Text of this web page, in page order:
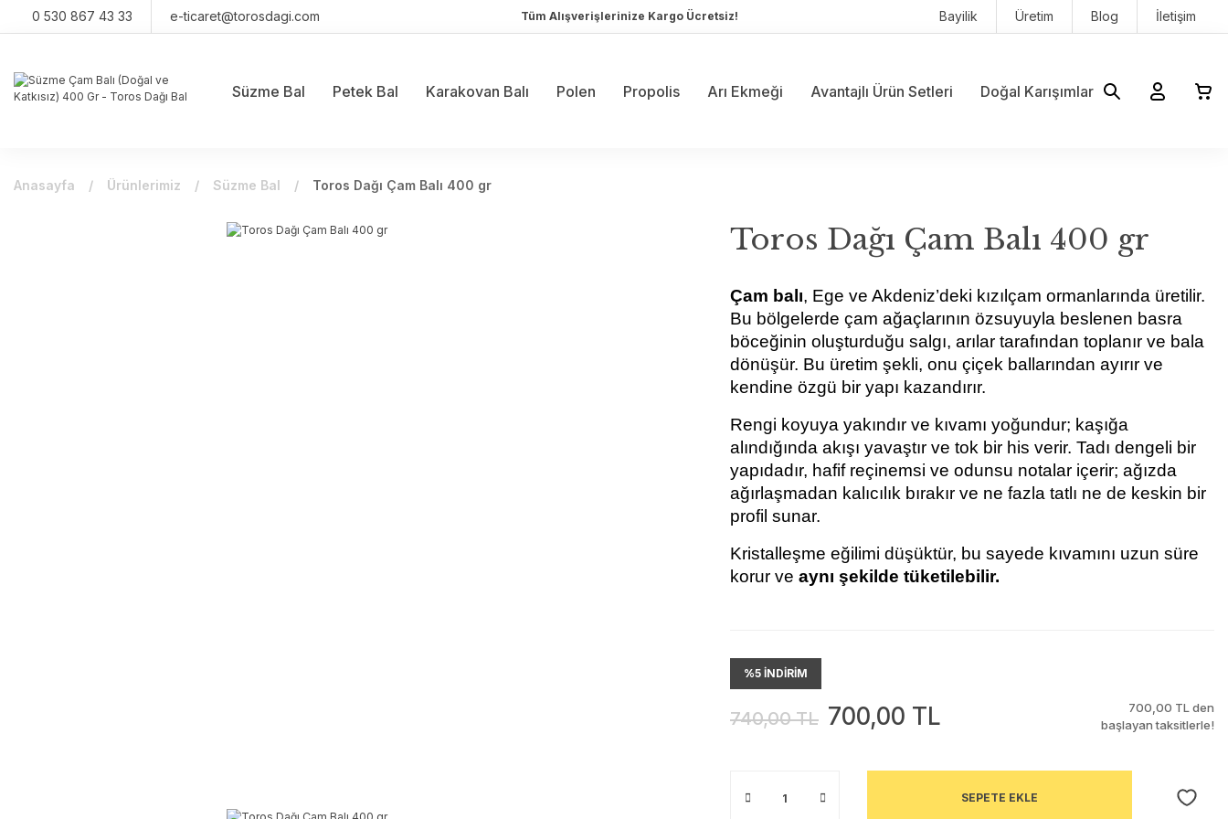
0 530 867 43 33 e-ticaret@torosdagi.com Tüm Alışverişlerinize Kargo Ücretsiz! Bayilik Üretim Blog İletişim
Süzme Bal Petek Bal Karakovan Balı Polen Propolis Arı Ekmeği Avantajlı Ürün Setleri Doğal Karışımlar
Anasayfa Ürünlerimiz Süzme Bal Toros Dağı Çam Balı 400 gr
Toros Dağı Çam Balı 400 gr
Çam balı, Ege ve Akdeniz’deki kızılçam ormanlarında üretilir.
Bu bölgelerde çam ağaçlarının özsuyuyla beslenen basra
böceğinin oluşturduğu salgı, arılar tarafından toplanır ve bala
dönüşür. Bu üretim şekli, onu çiçek ballarından ayırır ve
kendine özgü bir yapı kazandırır.
Rengi koyuya yakındır ve kıvamı yoğundur; kaşığa
alındığında akışı yavaştır ve tok bir his verir. Tadı dengeli bir
yapıdadır, hafif reçinemsi ve odunsu notalar içerir; ağızda
ağırlaşmadan kalıcılık bırakır ve ne fazla tatlı ne de keskin bir
profil sunar.
Kristalleşme eğilimi düşüktür, bu sayede kıvamını uzun süre
korur ve aynı şekilde tüketilebilir.
%5 İNDİRİM
740,00 TL 700,00 TL
700,00 TL den
başlayan taksitlerle!
SEPETE EKLE